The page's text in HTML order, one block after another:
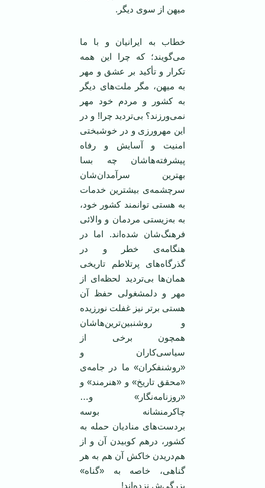
ميهن از سوی ديگر.
خطاب به ايرانيان و با ما
می‌گويند؛ که چرا اين همه
تکرار و تأکيد بر عشق و مهر
به ميهن، مگر ملت‌های ديگر
به کشور و مردم خود مهر
نمی‌ورزند؟ بی‌ترديد چرا! و در
اين مهرورزی و در خوشبختی
امنيت و آسايش و رفاه
پيشرفته‌هاشان چه بسا
بهترين‌ سرآمدان‌شان
سرچشمه‌ی بيشترين خدمات
به هستی توانمند کشور خود،
به به‌زيستی مردمان و والائی
فرهنگ‌شان شده‌اند. اما در
هنگامه‌ی خطر و در
گذرگاه‌های پرتلاطم تاريخی
همان‌ها بی‌ترديد لحظه‌ای از
مهر و دلمشغولی حفظ آن
هستی برتر نيز غفلت نورزيده
و روشنبين‌ترين‌هاشان
همچون برخی از
سياسی‌کاران و
«روشنفکران» ما در جامه‌ی
«محقق تاريخ» و «هنرمند» و
«روزنامه‌نگار» و…
چاکرمنشانه بوسه
بردست‌های مناديان حمله به
کشور، درهم‌ کوبيدن آن و از
هم‌دريدن خاکش آن هم به هر
گناهی، خاصه به «گناه»
بزرگی‌ش نزده‌اند!